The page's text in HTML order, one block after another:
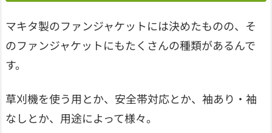
マキタ製のファンジャケットには決めたものの、そ
のファンジャケットにもたくさんの種類があるんで
す。
草刈機を使う用とか、安全帯対応とか、袖あり・袖
なしとか、用途によって様々。